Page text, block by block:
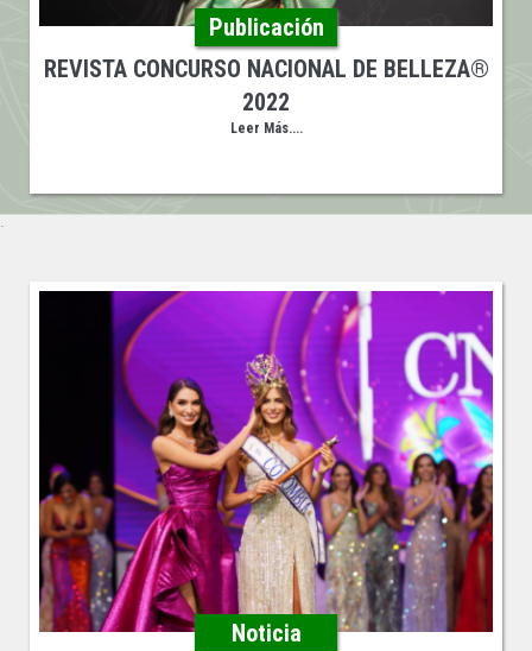
Publicación
REVISTA CONCURSO NACIONAL DE BELLEZA®
2022
Leer Más....
Noticia